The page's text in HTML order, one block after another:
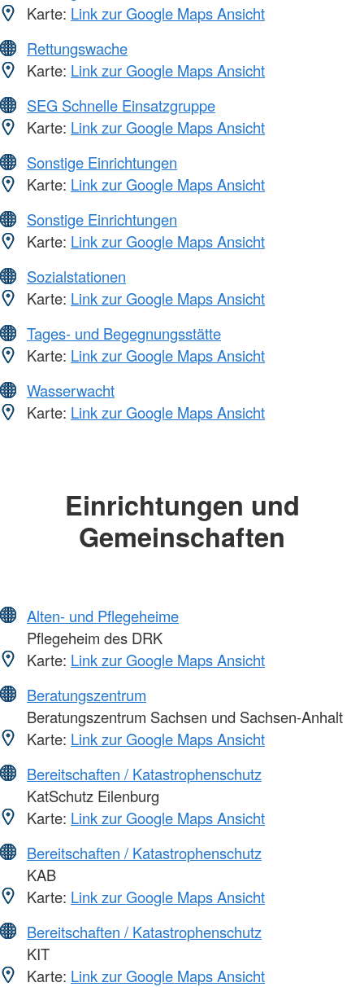
Karte: Link zur Google Maps Ansicht
Rettungswache
Karte: Link zur Google Maps Ansicht
SEG Schnelle Einsatzgruppe
Karte: Link zur Google Maps Ansicht
Sonstige Einrichtungen
Karte: Link zur Google Maps Ansicht
Sonstige Einrichtungen
Karte: Link zur Google Maps Ansicht
Sozialstationen
Karte: Link zur Google Maps Ansicht
Tages- und Begegnungsstätte
Karte: Link zur Google Maps Ansicht
Wasserwacht
Karte: Link zur Google Maps Ansicht
Einrichtungen und
Gemeinschaften
Alten- und Pflegeheime
Pflegeheim des DRK
Karte: Link zur Google Maps Ansicht
Beratungszentrum
Beratungszentrum Sachsen und Sachsen-Anhalt
Karte: Link zur Google Maps Ansicht
Bereitschaften / Katastrophenschutz
KatSchutz Eilenburg
Karte: Link zur Google Maps Ansicht
Bereitschaften / Katastrophenschutz
KAB
Karte: Link zur Google Maps Ansicht
Bereitschaften / Katastrophenschutz
KIT
Karte: Link zur Google Maps Ansicht